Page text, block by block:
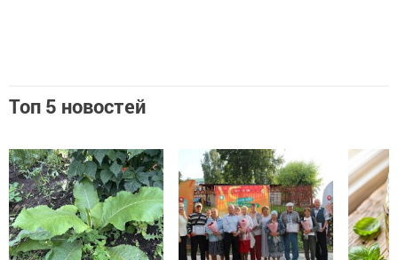
Топ 5 новостей